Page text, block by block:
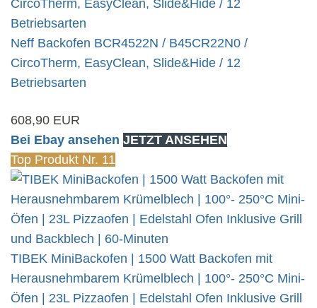
Neff Backofen BCR4522N / B45CR22N0 /
CircoTherm, EasyClean, Slide&Hide / 12
Betriebsarten
608,90 EUR
Bei Ebay ansehen JETZT ANSEHEN
Top Produkt Nr. 11
TIBEK MiniBackofen | 1500 Watt Backofen mit
Herausnehmbarem Krümelblech | 100°- 250°C Mini-
Öfen | 23L Pizzaofen | Edelstahl Ofen Inklusive Grill